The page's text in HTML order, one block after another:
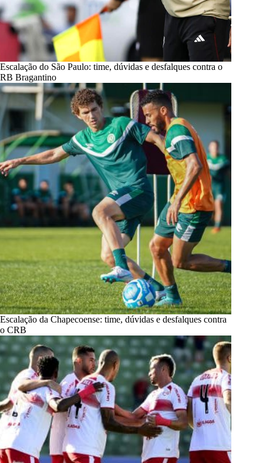
Escalação do São Paulo: time, dúvidas e desfalques contra o
RB Bragantino
Escalação da Chapecoense: time, dúvidas e desfalques contra
o CRB